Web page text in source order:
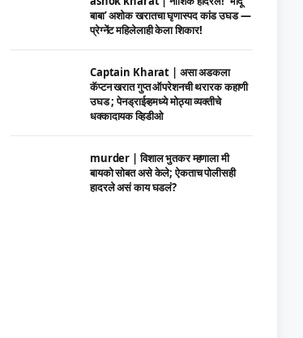
बाबा’ अशोक खरातचा घृणास्पद कांड उघड —
प्रेग्नेंट महिलेलाही केला शिकार!
Captain Kharat | असा अडकला
कॅप्टन खरात गुप्त ऑपरेशनची थरारक कहाणी
उघड ; पेनड्राईव्हमध्ये मोठ्या व्यक्तीचे
धक्कादायक व्हिडीओ
murder | विशाल भुतकर म्हणाला मी
बायको सोबत असे केले; ऐकताच पोलीसही
हादरले असं काय घडलं?